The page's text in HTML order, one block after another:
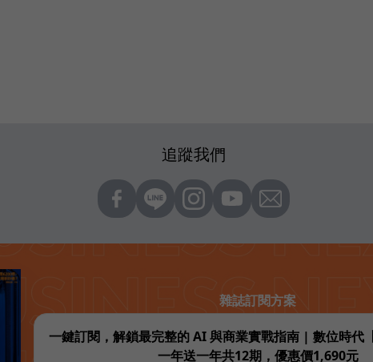
追蹤我們
雜誌訂閱方案
一鍵訂閱，解鎖最完整的 AI 與商業實戰指南 | 數位時代
一年送一年共12期，優惠價1,690元